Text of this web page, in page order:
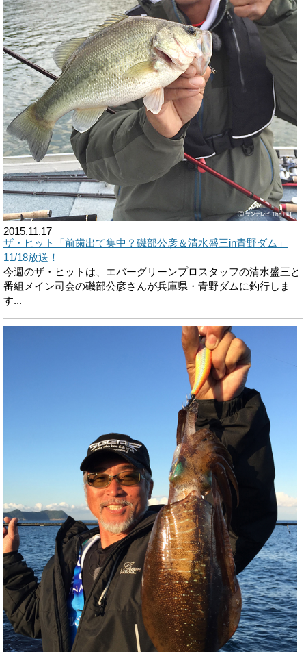
2015.11.17
ザ・ヒット「前歯出て集中？磯部公彦＆清水盛三in青野ダム」
11/18放送！
今週のザ・ヒットは、エバーグリーンプロスタッフの清水盛三と
番組メイン司会の磯部公彦さんが兵庫県・青野ダムに釣行しま
す...